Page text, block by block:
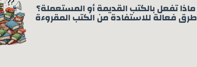
ماذا تفعل بالكتب القديمة أو المستعملة؟
طرق فعالة للاستفادة من الكتب المقروءة